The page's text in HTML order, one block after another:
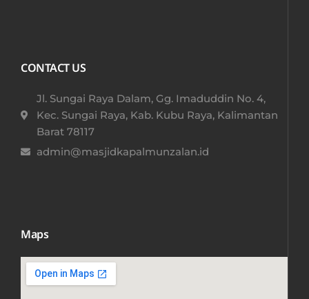
CONTACT US
Jl. Sungai Raya Dalam, Gg. Imaduddin No. 4,
Kec. Sungai Raya, Kab. Kubu Raya, Kalimantan
Barat 78117​
admin@masjidkapalmunzalan.id
Maps